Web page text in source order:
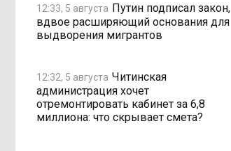
12:33, 5 августа Путин подписал закон,
вдвое расширяющий основания для
выдворения мигрантов
12:32, 5 августа Читинская
администрация хочет
отремонтировать кабинет за 6,8
миллиона: что скрывает смета?